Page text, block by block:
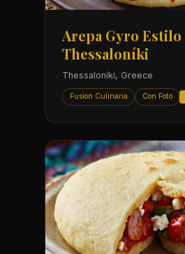
Arepa Gyro Estilo
Thessaloníki
Thessaloníki, Greece
Fusion Culinaria Con Foto